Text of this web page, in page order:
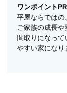
ワンポイントPR
平屋ならではの
ご家族の成長
間取りになって
やすい家になり